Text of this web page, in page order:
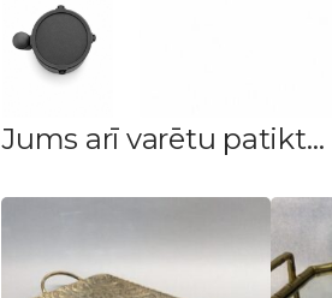
Jums arī varētu patikt…